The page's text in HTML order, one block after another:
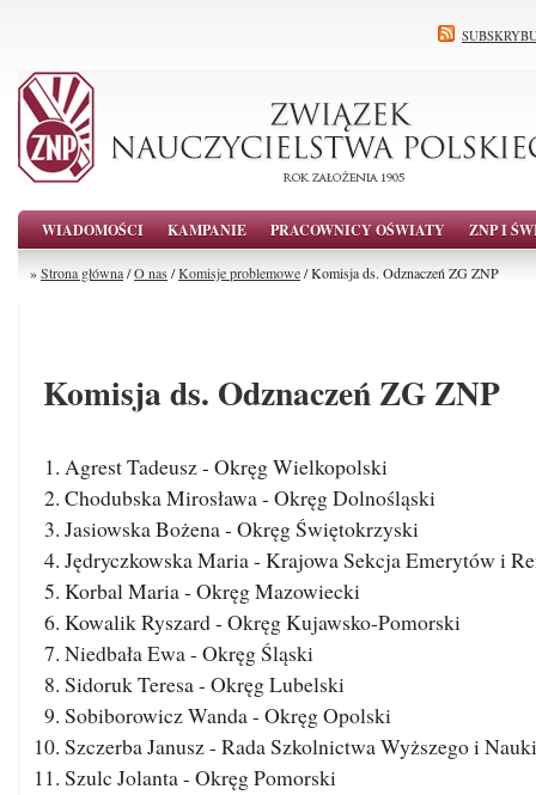
WIADOMOŚCI KAMPANIE PRACOWNICY OŚWIATY ZNP I
»Strona główna/O nas /Komisje problemowe/ Komisja ds. Odznaczeń ZG ZNP
Komisja ds. Odznaczeń ZG ZNP
Agrest Tadeusz - Okręg Wielkopolski
Chodubska Mirosława - Okręg Dolnośląski
Jasiowska Bożena - Okręg Świętokrzyski
Jędryczkowska Maria - Krajowa Sekcja Emerytów i
Korbal Maria - Okręg Mazowiecki
Kowalik Ryszard - Okręg Kujawsko-Pomorski
Niedbała Ewa - Okręg Śląski
Sidoruk Teresa - Okręg Lubelski
Sobiborowicz Wanda - Okręg Opolski
Szczerba Janusz - Rada Szkolnictwa Wyższego i Nauki
Szulc Jolanta - Okręg Pomorski